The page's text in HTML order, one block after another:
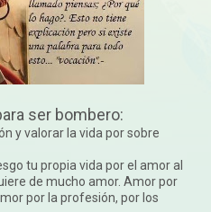
ser bombero:
y valorar la vida por sobre
tu propia vida por el amor al
de mucho amor. Amor por
por la profesión, por los